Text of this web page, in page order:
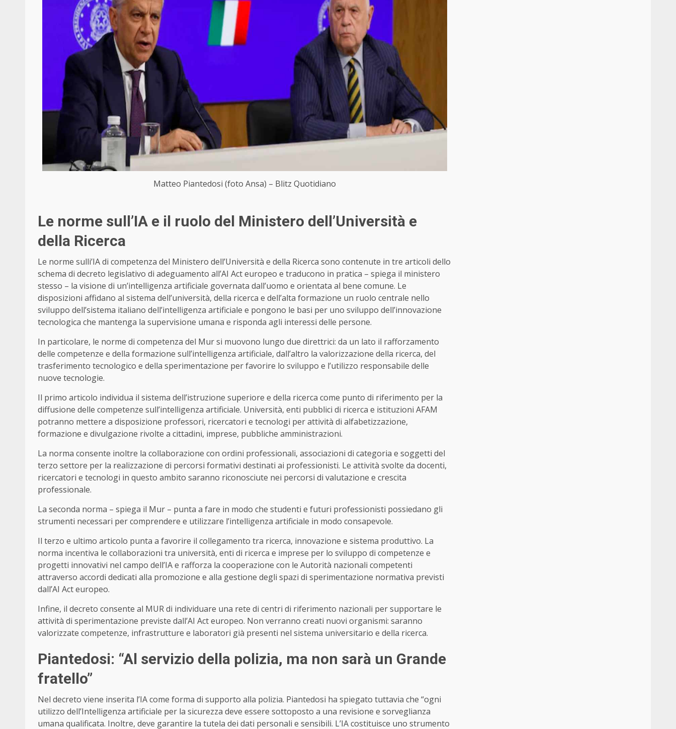
Matteo Piantedosi (foto Ansa) – Blitz Quotidiano
Le norme sull’IA e il ruolo del Ministero dell’Università e
della Ricerca
Le norme sulli’IA di competenza del Ministero dell’Università e della Ricerca sono contenute in tre articoli dello
schema di decreto legislativo di adeguamento all’AI Act europeo e traducono in pratica – spiega il ministero
stesso – la visione di un’intelligenza artificiale governata dall’uomo e orientata al bene comune. Le
disposizioni affidano al sistema dell’università, della ricerca e dell’alta formazione un ruolo centrale nello
sviluppo dell’sistema italiano dell’intelligenza artificiale e pongono le basi per uno sviluppo dell’innovazione
tecnologica che mantenga la supervisione umana e risponda agli interessi delle persone.
In particolare, le norme di competenza del Mur si muovono lungo due direttrici: da un lato il rafforzamento
delle competenze e della formazione sull’intelligenza artificiale, dall’altro la valorizzazione della ricerca, del
trasferimento tecnologico e della sperimentazione per favorire lo sviluppo e l’utilizzo responsabile delle
nuove tecnologie.
Il primo articolo individua il sistema dell’istruzione superiore e della ricerca come punto di riferimento per la
diffusione delle competenze sull’intelligenza artificiale. Università, enti pubblici di ricerca e istituzioni AFAM
potranno mettere a disposizione professori, ricercatori e tecnologi per attività di alfabetizzazione,
formazione e divulgazione rivolte a cittadini, imprese, pubbliche amministrazioni.
La norma consente inoltre la collaborazione con ordini professionali, associazioni di categoria e soggetti del
terzo settore per la realizzazione di percorsi formativi destinati ai professionisti. Le attività svolte da docenti,
ricercatori e tecnologi in questo ambito saranno riconosciute nei percorsi di valutazione e crescita
professionale.
La seconda norma – spiega il Mur – punta a fare in modo che studenti e futuri professionisti possiedano gli
strumenti necessari per comprendere e utilizzare l’intelligenza artificiale in modo consapevole.
Il terzo e ultimo articolo punta a favorire il collegamento tra ricerca, innovazione e sistema produttivo. La
norma incentiva le collaborazioni tra università, enti di ricerca e imprese per lo sviluppo di competenze e
progetti innovativi nel campo dell’IA e rafforza la cooperazione con le Autorità nazionali competenti
attraverso accordi dedicati alla promozione e alla gestione degli spazi di sperimentazione normativa previsti
dall’AI Act europeo.
Infine, il decreto consente al MUR di individuare una rete di centri di riferimento nazionali per supportare le
attività di sperimentazione previste dall’AI Act europeo. Non verranno creati nuovi organismi: saranno
valorizzate competenze, infrastrutture e laboratori già presenti nel sistema universitario e della ricerca.
Piantedosi: “Al servizio della polizia, ma non sarà un Grande
fratello”
Nel decreto viene inserita l’IA come forma di supporto alla polizia. Piantedosi ha spiegato tuttavia che “ogni
utilizzo dell’Intelligenza artificiale per la sicurezza deve essere sottoposto a una revisione e sorveglianza
umana qualificata. Inoltre, deve garantire la tutela dei dati personali e sensibili. L’IA costituisce uno strumento